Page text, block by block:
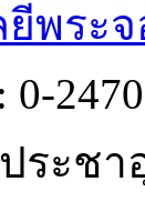
ยีพระ
ระช